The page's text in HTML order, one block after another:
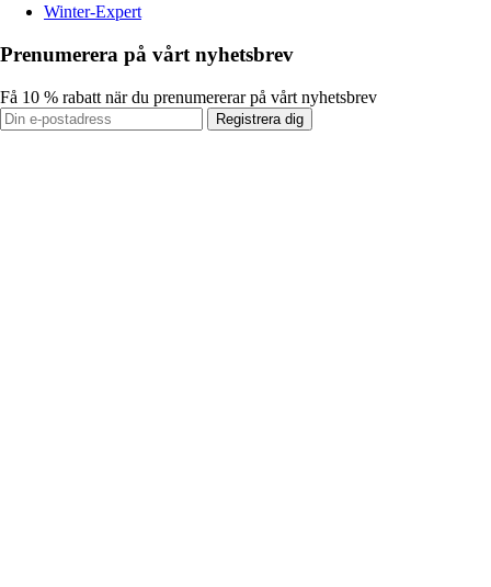
Winter-Expert
Prenumerera på vårt nyhetsbrev
Få 10 % rabatt när du prenumererar på vårt nyhetsbrev
Registrera dig